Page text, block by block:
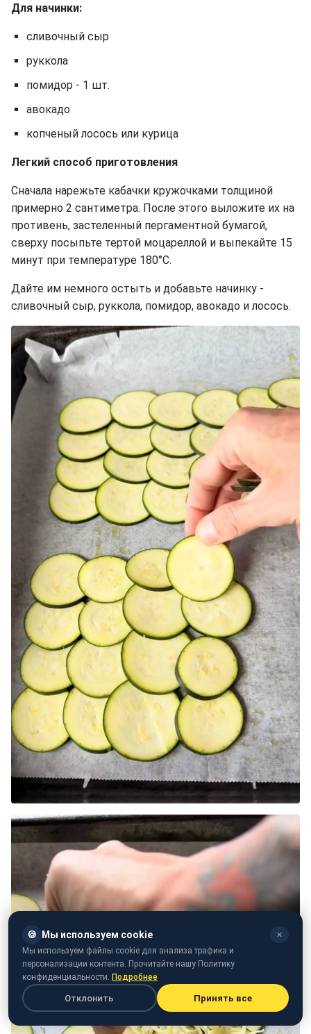
Для начинки:
сливочный сыр
руккола
помидор - 1 шт.
авокадо
копченый лосось или курица
Легкий способ приготовления
Сначала нарежьте кабачки кружочками толщиной
примерно 2 сантиметра. После этого выложите их на
противень, застеленный пергаментной бумагой,
сверху посыпьте тертой моцареллой и выпекайте 15
минут при температуре 180°C.
Дайте им немного остыть и добавьте начинку -
сливочный сыр, руккола, помидор, авокадо и лосось.
🍪 Мы используем cookie ✕
Мы используем файлы cookie для анализа трафика и
персонализации контента. Прочитайте нашу Политику
конфиденциальности. Подробнее
Отклонить Принять все